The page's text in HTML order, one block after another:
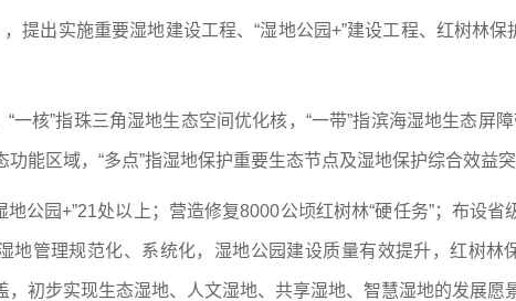
出实施重要湿地建设工程、“湿地公园+”建设工程、红树林保
核”指珠三角湿地生态空间优化核，“一带”指滨海湿地生态屏
能区域，“多点”指湿地保护重要生态节点及湿地保护综合效益突
公园+”21处以上；营造修复8000公顷红树林“硬任务”；布设
地管理规范化、系统化，湿地公园建设质量有效提升，红树林
初步实现生态湿地、人文湿地、共享湿地、智慧湿地的发展愿